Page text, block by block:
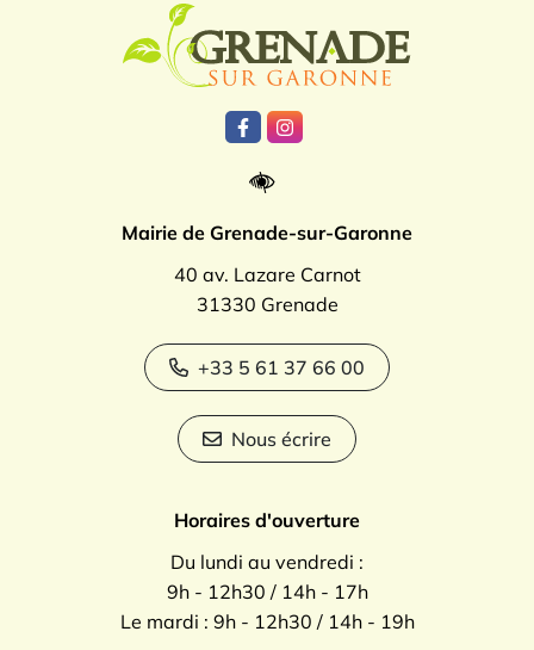
Lien vers le compte Facebook
Lien vers le compte
Mairie de Grenade-sur-Garonne
40 av. Lazare Carnot
31330 Grenade
+33 5 61 37 66 00
Nous écrire
Horaires d'ouverture
Du lundi au vendredi :
9h - 12h30 / 14h - 17h
Le mardi : 9h - 12h30 / 14h - 19h